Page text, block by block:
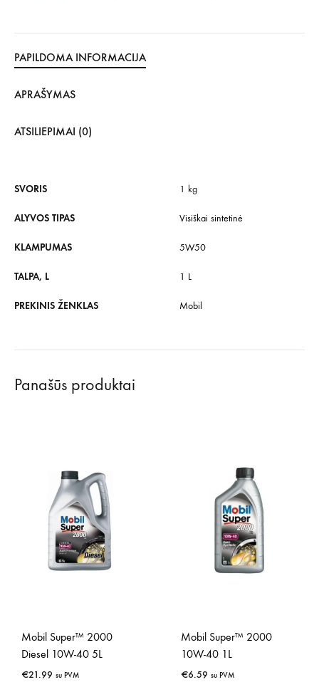
PAPILDOMA INFORMACIJA
APRAŠYMAS
ATSILIEPIMAI (0)
SVORIS 1 kg
ALYVOS TIPAS Visiškai sintetinė
KLAMPUMAS 5W50
TALPA, L 1 L
PREKINIS ŽENKLAS Mobil
Panašūs produktai
Mobil Super™ 2000
Diesel 10W-40 5L
€21.99 su PVM
Mobil Super™ 2000
10W-40 1L
€6.59 su PVM